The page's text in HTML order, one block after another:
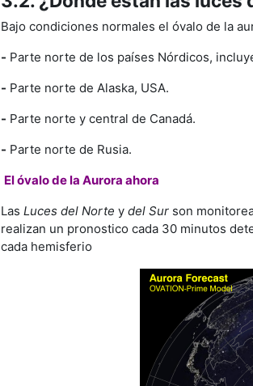
Bajo condiciones normales el óvalo de la
- Parte norte de los países Nórdicos,
- Parte norte de Alaska, USA.
- Parte norte y central de Canadá.
- Parte norte de Rusia.
El óvalo de la Aurora ahora
Las Luces del Norte ydel Surson
realizan un pronostico cada 30 minutos
cada hemisferio